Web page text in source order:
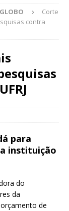
Corte
contra
para
instituição
do
da
de